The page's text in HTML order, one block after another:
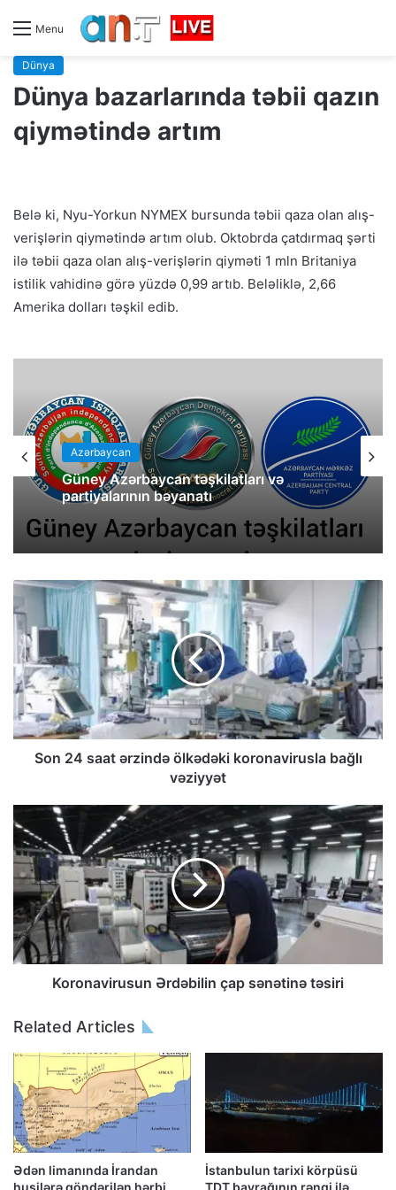
Menu
Dünya
Dünya bazarlarında təbii qazın
qiymətində artım
Belə ki, Nyu-Yorkun NYMEX bursunda təbii qaza olan alış-
verişlərin qiymətində artım olub. Oktobrda çatdırmaq şərti
ilə təbii qaza olan alış-verişlərin qiyməti 1 mln Britaniya
istilik vahidinə görə yüzdə 0,99 artıb. Beləliklə, 2,66
Amerika dolları təşkil edib.
Azərbaycan
Güney Azərbaycan təşkilatları və
partiyalarının bəyanatı
Son 24 saat ərzində ölkədəki koronavirusla bağlı
vəziyyət
Koronavirusun Ərdəbilin çap sənətinə təsiri
Related Articles
Ədən limanında İrandan
İstanbulun tarixi körpüsü